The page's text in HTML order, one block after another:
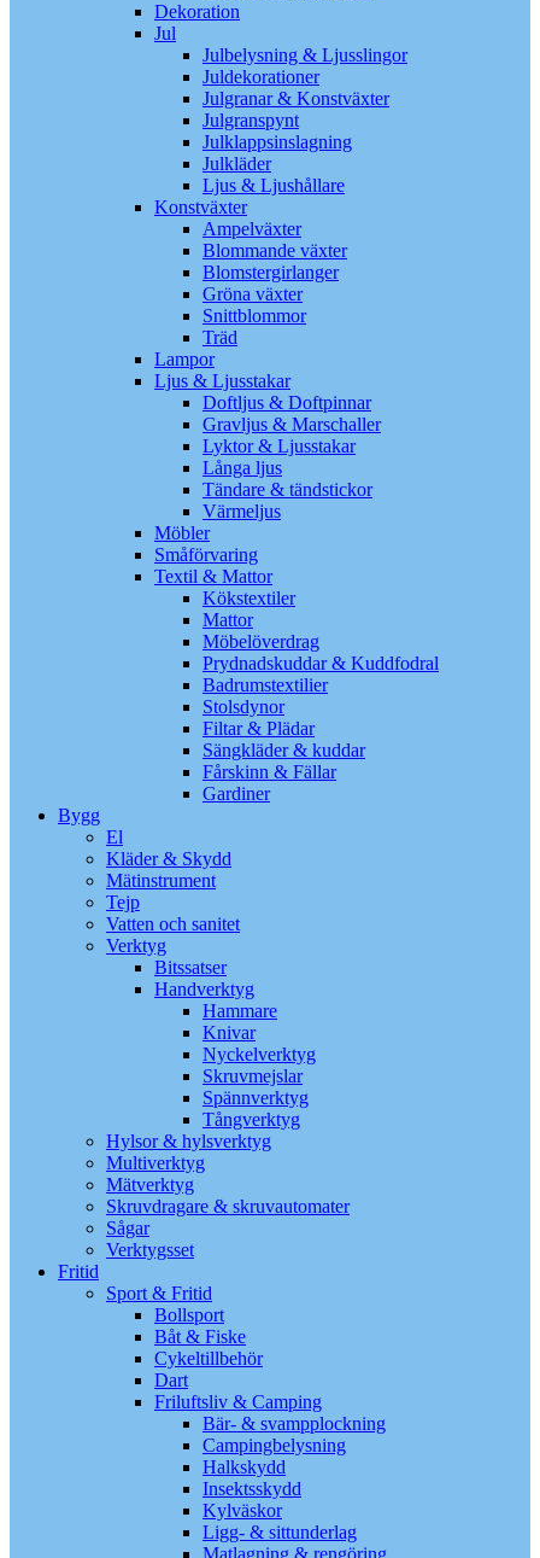
Dekoration
Jul
Julbelysning & Ljusslingor
Juldekorationer
Julgranar & Konstväxter
Julgranspynt
Julklappsinslagning
Julkläder
Ljus & Ljushållare
Konstväxter
Ampelväxter
Blommande växter
Blomstergirlanger
Gröna växter
Snittblommor
Träd
Lampor
Ljus & Ljusstakar
Doftljus & Doftpinnar
Gravljus & Marschaller
Lyktor & Ljusstakar
Långa ljus
Tändare & tändstickor
Värmeljus
Möbler
Småförvaring
Textil & Mattor
Kökstextiler
Mattor
Möbelöverdrag
Prydnadskuddar & Kuddfodral
Badrumstextilier
Stolsdynor
Filtar & Plädar
Sängkläder & kuddar
Fårskinn & Fällar
Gardiner
Bygg
El
Kläder & Skydd
Mätinstrument
Tejp
Vatten och sanitet
Verktyg
Bitssatser
Handverktyg
Hammare
Knivar
Nyckelverktyg
Skruvmejslar
Spännverktyg
Tångverktyg
Hylsor & hylsverktyg
Multiverktyg
Mätverktyg
Skruvdragare & skruvautomater
Sågar
Verktygsset
Fritid
Sport & Fritid
Bollsport
Båt & Fiske
Cykeltillbehör
Dart
Friluftsliv & Camping
Bär- & svampplockning
Campingbelysning
Halkskydd
Insektsskydd
Kylväskor
Ligg- & sittunderlag
Matlagning & rengöring